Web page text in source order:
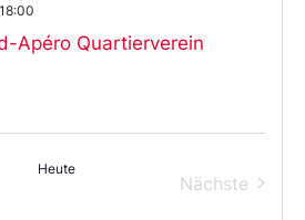
Apéro Quartierverein
Heute
Nächste